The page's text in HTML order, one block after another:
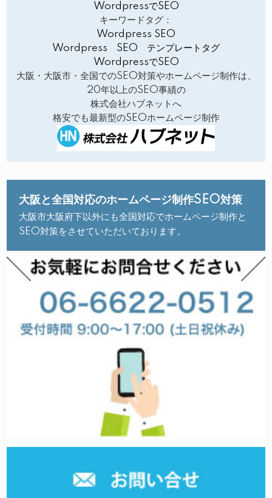
WordpressでSEO
キーワードタグ：
Wordpress SEO
Wordpress SEO テンプレートタグ
WordpressでSEO
大阪・大阪市・全国でのSEO対策やホームページ制作は、
20年以上のSEO事績の
株式会社ハブネットへ
格安でも最新型のSEOホームページ制作
大阪と全国対応のホームページ制作SEO対策
大阪市大阪府下以外にも全国対応でホームページ制作と
SEO対策をさせていただいております。